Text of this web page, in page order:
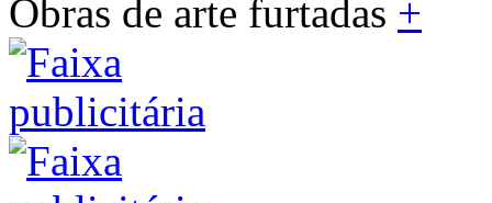
Obras de arte furtadas +